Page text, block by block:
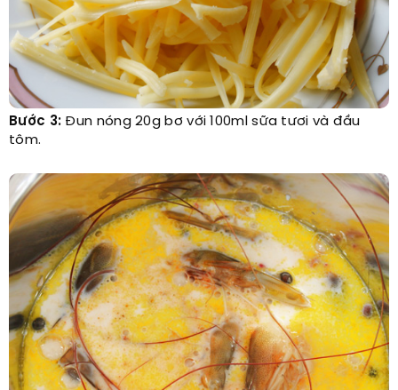
Bước 3: Đun nóng 20g bơ với 100ml sữa tươi và đầu
tôm.